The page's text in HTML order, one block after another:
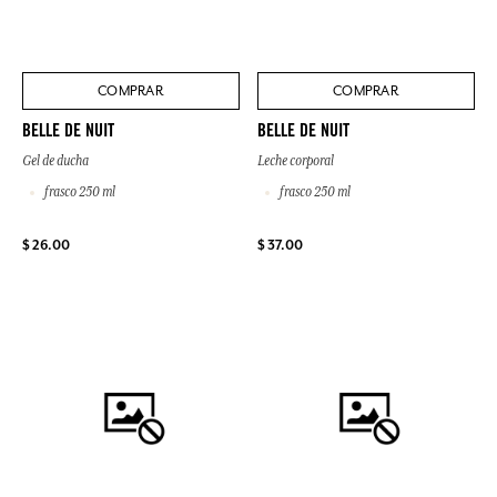
COMPRAR
BELLE DE NUIT
Gel de ducha
frasco 250 ml
$ 26.00
COMPRAR
BELLE DE NUIT
Leche corporal
frasco 250 ml
$ 37.00